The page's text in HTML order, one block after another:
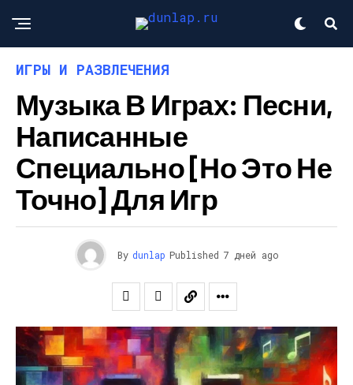
ИГРЫ И РАЗВЛЕЧЕНИЯ
Музыка В Играх: Песни,
Написанные
Специально [но Это Не
Точно] Для Игр
By dunlap Published 7 дней ago